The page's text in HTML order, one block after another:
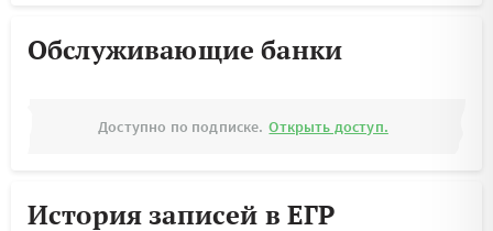
Обслуживающие банки
Доступно по подписке. Открыть доступ.
История записей в ЕГР